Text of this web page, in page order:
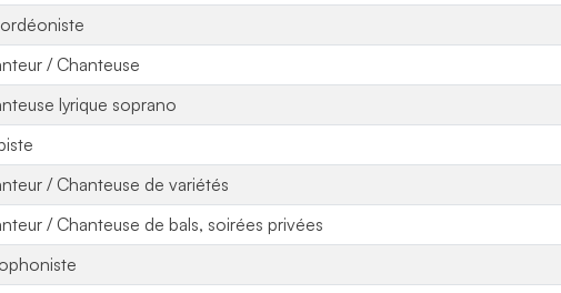
/ Chanteuse
lyrique soprano
/ Chanteuse de variétés
/ Chanteuse de bals, soirées privées